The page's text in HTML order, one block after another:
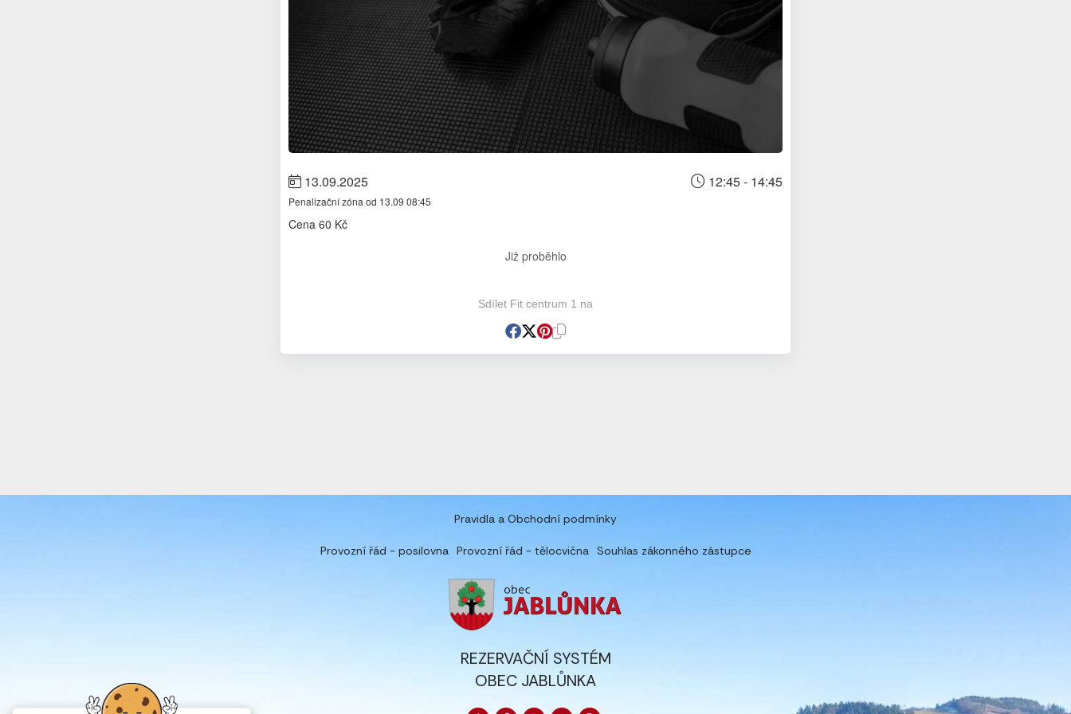
13.09.2025 12:45 - 14:45
Penalizační zóna od 13.09 08:45
Cena 60 Kč
Již proběhlo
Sdílet Fit centrum 1 na
Pravidla a Obchodní podmínky
Provozní řád - posilovna Provozní řád - tělocvična Souhlas zákonného zástupce
REZERVAČNÍ SYSTÉM
OBEC JABLŮNKA